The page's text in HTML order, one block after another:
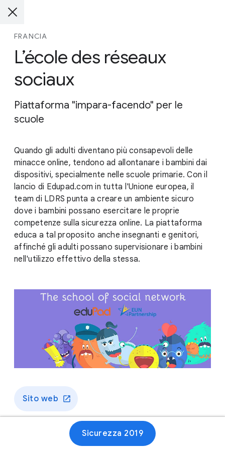
FRANCIA
L’école des réseaux
sociaux
Piattaforma "impara-facendo" per le
scuole
Quando gli adulti diventano più consapevoli delle
minacce online, tendono ad allontanare i bambini dai
dispositivi, specialmente nelle scuole primarie. Con il
lancio di Edupad.com in tutta l'Unione europea, il
team di LDRS punta a creare un ambiente sicuro
dove i bambini possano esercitare le proprie
competenze sulla sicurezza online. La piattaforma
educa a tal proposito anche insegnanti e genitori,
affinché gli adulti possano supervisionare i bambini
nell'utilizzo effettivo della stessa.
Sito web
Sicurezza 2019